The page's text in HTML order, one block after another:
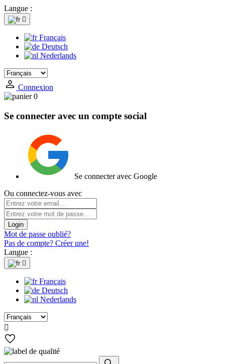
Langue :

Français
Deutsch
Nederlands
Connexion
0
Se connecter avec un compte social
Se connecter avec Google
Ou connectez-vous avec
Login
Mot de passe oublié?
Pas de compte? Créer une!
Langue :

Français
Deutsch
Nederlands
